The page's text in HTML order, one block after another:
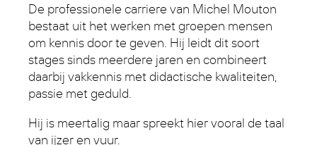
De professionele carriere van Michel Mouton
bestaat uit het werken met groepen mensen
om kennis door te geven. Hij leidt dit soort
stages sinds meerdere jaren en combineert
daarbij vakkennis met didactische kwaliteiten,
passie met geduld.
Hij is meertalig maar spreekt hier vooral de taal
van ijzer en vuur.